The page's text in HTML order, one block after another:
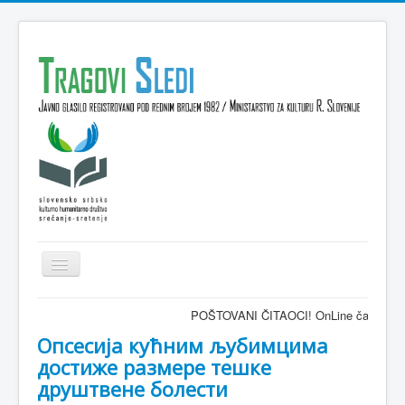
Isključi
navigaciju
VESTI
KULTURA
INTERVJU
POŠTOVANI ČITAOCI! OnLine časopis
Опсесија кућним љубимцима
достиже размере тешке
друштвене болести